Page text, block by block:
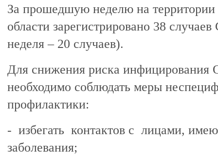
За прошедшую неделю на территории
области зарегистрировано 38
неделя – 20 случаев).
Для снижения риска
необходимо соблюдать меры
профилактики:
- избегать контактов с лицами,
заболевания;